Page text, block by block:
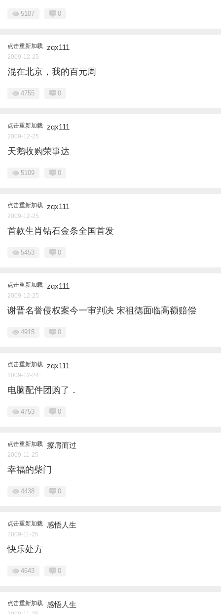
5107 0
点击重新加载 zqx111
2009-12-25
混在北京，我的百元周
4755 0
点击重新加载 zqx111
2009-12-25
天鹅收购荣事达
5109 0
点击重新加载 zqx111
2009-12-25
首款生肖钻石金条全国首发
5453 0
点击重新加载 zqx111
2009-12-25
谢晋名誉侵权案今一审判决 宋祖德面临高额赔偿
4915 0
点击重新加载 zqx111
2009-12-24
电脑配件团购了．
4753 0
点击重新加载 擦肩而过
2009-11-25
幸福的柴门
4438 0
点击重新加载 感悟人生
2009-11-25
快乐处方
4643 0
点击重新加载 感悟人生